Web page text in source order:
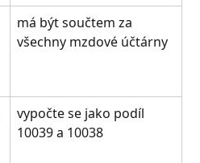
má být součtem za
všechny mzdové účtárny
vypočte se jako podíl
10039 a 10038